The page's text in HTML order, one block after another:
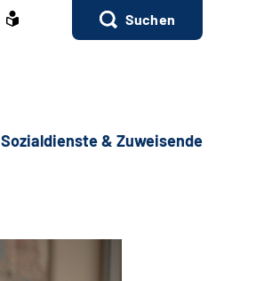
Suchen
Sozialdienste & Zuweisende